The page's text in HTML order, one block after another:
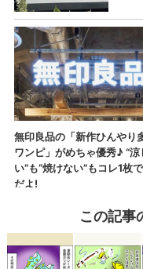
この記事